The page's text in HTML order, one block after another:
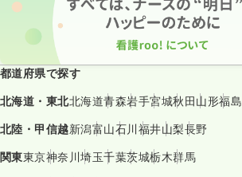
都道府県で探す
北海道・東北北海道青森岩手宮城秋田 山形福島
北陸・甲信越新潟富山石川 福井山梨長野
関東東京神奈川埼玉千葉茨城栃木群馬